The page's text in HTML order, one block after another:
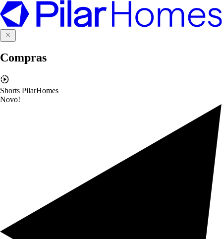
Compras
Shorts PilarHomes
Novo!